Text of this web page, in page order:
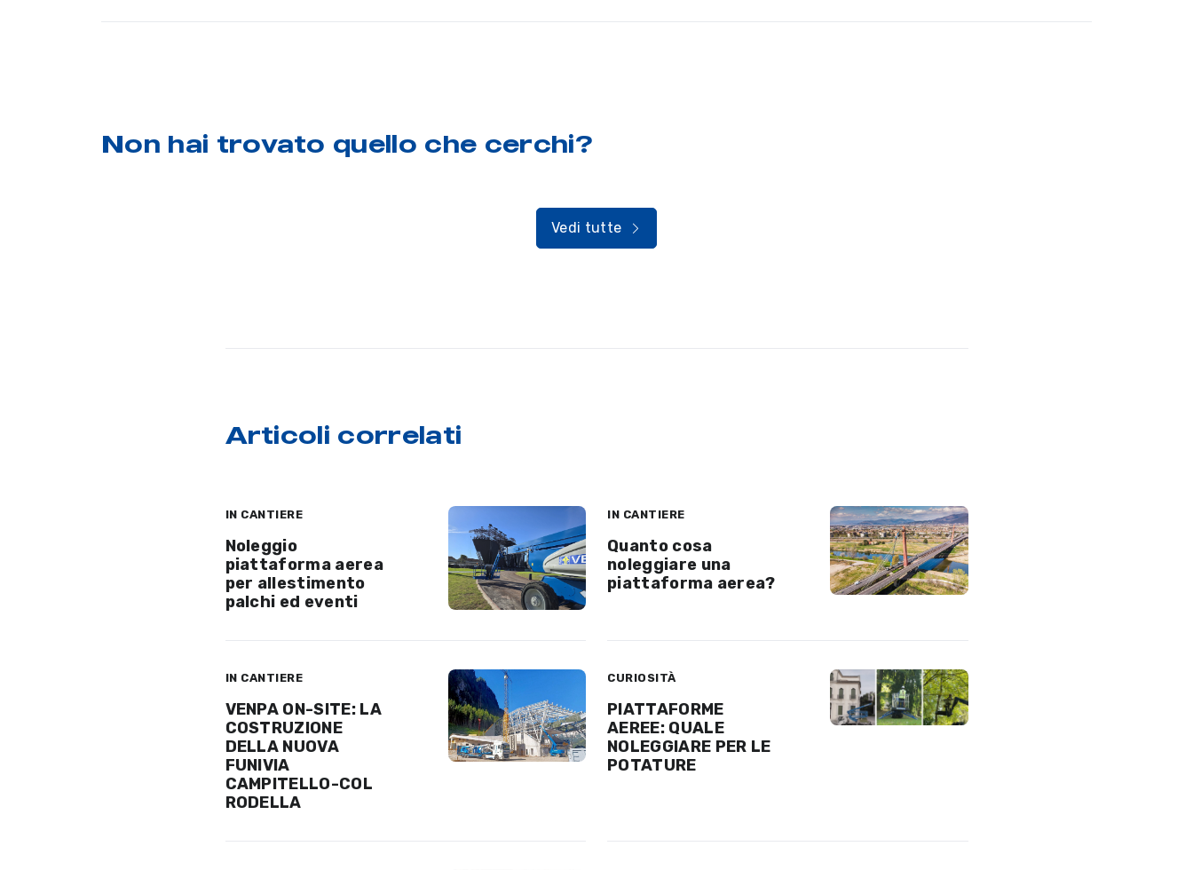
Non hai trovato quello che cerchi?
Vedi tutte
Articoli correlati
IN CANTIERE
Noleggio
piattaforma aerea
per allestimento
palchi ed eventi
IN CANTIERE
Quanto cosa
noleggiare una
piattaforma aerea?
IN CANTIERE
VENPA ON-SITE: LA
COSTRUZIONE
DELLA NUOVA
FUNIVIA
CAMPITELLO-COL
RODELLA
CURIOSITÀ
PIATTAFORME
AEREE: QUALE
NOLEGGIARE PER LE
POTATURE